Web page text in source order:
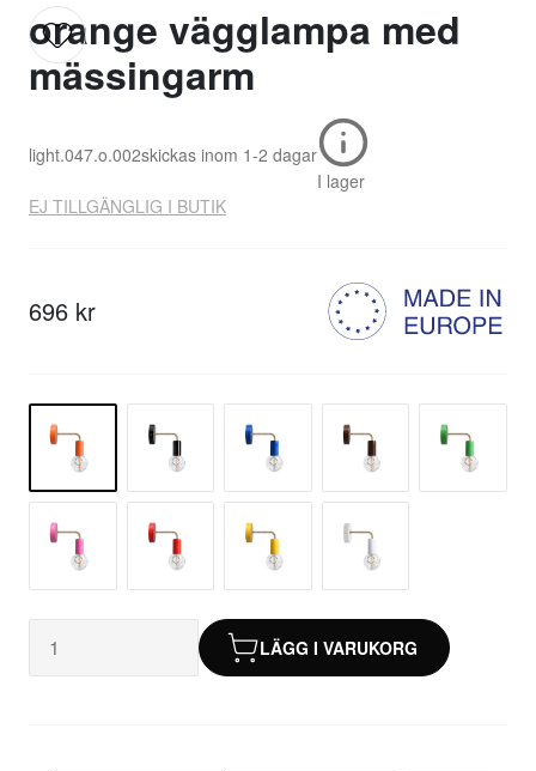
orange vägglampa med
mässingarm
light.047.o.002skickas inom 1-2 dagar
I lager
EJ TILLGÄNGLIG I BUTIK
696 kr
LÄGG I VARUKORG